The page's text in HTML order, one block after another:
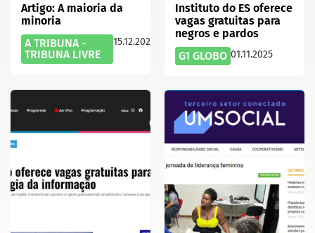
Artigo: A maioria da
minoria
A TRIBUNA -
TRIBUNA LIVRE
15.12.2025
Instituto do ES oferece
vagas gratuitas para
negros e pardos
G1 GLOBO 01.11.2025